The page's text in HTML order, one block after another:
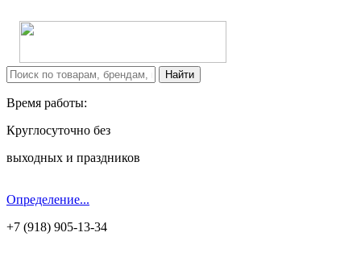
Время работы:
Круглосуточно без
выходных и праздников
Определение...
+7 (918) 905-13-34